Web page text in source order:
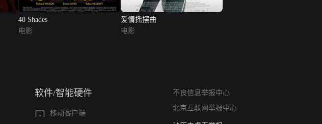
48 Shades
电影
爱情摇摆曲
电影
软件/智能硬件
移动客户端
不良信息举报中心
北京互联网举报中心
亚运会举报专区